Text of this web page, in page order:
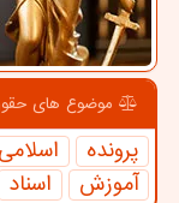
موضوع های
پرونده اسلامی
آموزش
اسناد